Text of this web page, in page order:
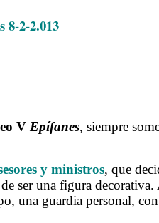
8-2-2.013
V Epífanes, siempre
y ministros, que
de ser una figura
una guardia personal,